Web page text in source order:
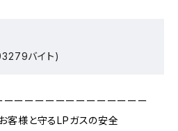
バイト)
ーーーーーーーーーーーーー
客様と守るLPガスの安全